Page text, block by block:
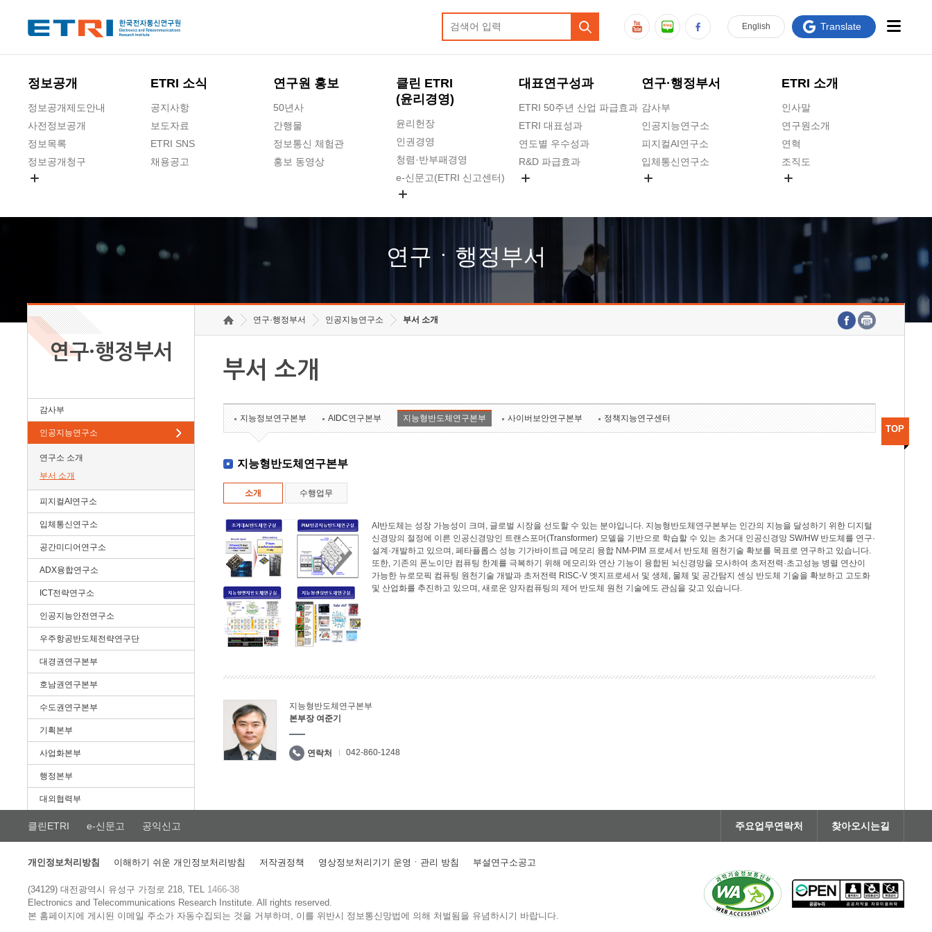
정보공개
정보공개제도안내
사전정보공개
정보목록
정보공개청구
ETRI 소식
공지사항
보도자료
ETRI SNS
채용공고
연구원 홍보
50년사
간행물
정보통신 체험관
홍보 동영상
클린 ETRI
(윤리경영)
윤리헌장
인권경영
청렴·반부패경영
e-신문고(ETRI 신고센터)
고객의소리
수의계약 현황
대표연구성과
ETRI 50주년 산업 파급효과
ETRI 대표성과
연도별 우수성과
R&D 파급효과
연구·행정부서
감사부
인공지능연구소
피지컬AI연구소
입체통신연구소
호남권연구본부
기획본부
ETRI 소개
인사말
연구원소개
연혁
조직도
연구원 고객헌장
주요업무연락처
English Translate
연구ㆍ행정부서
연구·행정부서
감사부
인공지능연구소
연구소 소개
부서 소개
피지컬AI연구소
입체통신연구소
공간미디어연구소
ADX융합연구소
ICT전략연구소
인공지능안전연구소
우주항공반도체전략연구단
대경권연구본부
호남권연구본부
수도권연구본부
기획본부
사업화본부
행정본부
대외협력부
연구·행정부서 인공지능연구소 부서 소개
부서 소개
지능정보연구본부 AIDC연구본부 지능형반도체연구본부 사이버보안연구본부 정책지능연구센터
지능형반도체연구본부
소개 수행업무
AI반도체는 성장 가능성이 크며, 글로벌 시장을 선도할 수 있는 분야입니다. 지능형반도체연구본부는 인간의 지능을 달성하기 위한 디지털
신경망의 절정에 이른 인공신경망인 트랜스포머(Transformer) 모델을 기반으로 학습할 수 있는 초거대 인공신경망 SW/HW 반도체를 연구·
설계·개발하고 있으며, 페타플롭스 성능 기가바이트급 메모리 융합 NM-PIM 프로세서 반도체 원천기술 확보를 목표로 연구하고 있습니다.
또한, 기존의 폰노이만 컴퓨팅 한계를 극복하기 위해 메모리와 연산 기능이 융합된 뇌신경망을 모사하여 초저전력·초고성능 병렬 연산이
가능한 뉴로모픽 컴퓨팅 원천기술 개발과 초저전력 RISC-V 엣지프로세서 및 생체, 물체 및 공간탐지 센싱 반도체 기술을 확보하고 고도화
및 산업화를 추진하고 있으며, 새로운 양자컴퓨팅의 제어 반도체 원천 기술에도 관심을 갖고 있습니다.
지능형반도체연구본부
본부장 여준기
연락처 042-860-1248
TOP
클린ETRI e-신문고 공익신고 주요업무연락처 찾아오시는길
개인정보처리방침 이해하기 쉬운 개인정보처리방침 저작권정책 영상정보처리기기 운영ㆍ관리 방침 부설연구소공고
(34129) 대전광역시 유성구 가정로 218, TEL 1466-38
Electronics and Telecommunications Research Institute.All rights reserved.
본 홈페이지에 게시된 이메일 주소가 자동수집되는 것을 거부하며, 이를 위반시 정보통신망법에 의해 처벌됨을 유념하시기 바랍니다.